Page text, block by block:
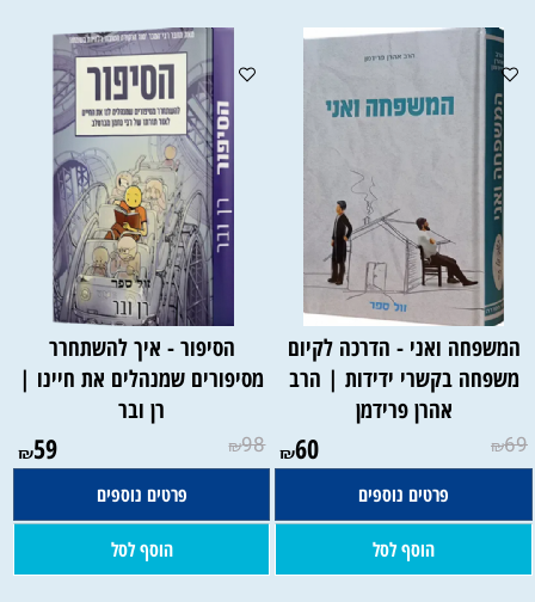
המשפחה ואני - הדרכה לקיום
משפחה בקשרי ידידות | הרב
אהרן פרידמן
₪69
₪60
פרטים נוספים
הוסף לסל
הסיפור - איך להשתחרר
מסיפורים שמנהלים את חיינו |
רן ובר
₪98
₪59
פרטים נוספים
הוסף לסל